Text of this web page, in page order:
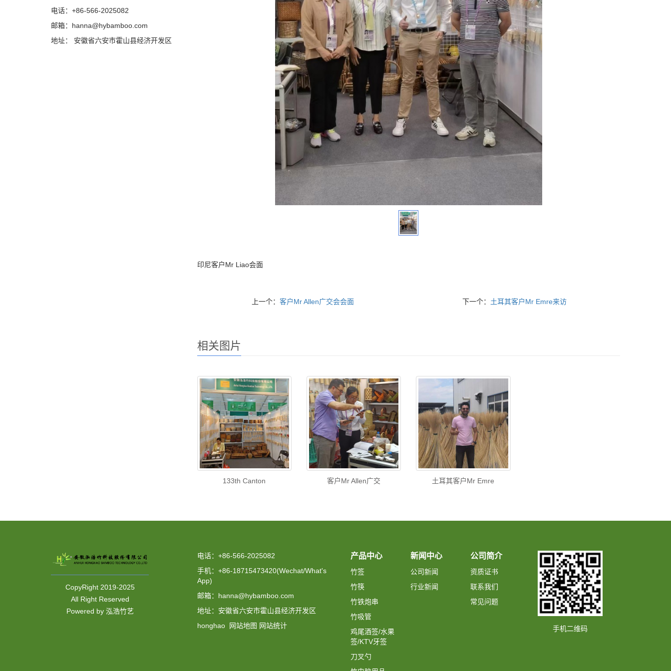
印尼客户Mr Liao会面
上一个： 客户Mr Allen广交会会面 下一个： 土耳其客户Mr Emre来访
相关图片
133th Canton 客户Mr Allen广交 土耳其客户Mr Emre
电话：+86-566-2025082
邮箱：hanna@hybamboo.com
地址： 安徽省六安市霍山县经济开发区
CopyRight 2019-2025
All Right Reserved
Powered by 泓浩竹艺
电话：+86-566-2025082
手机：+86-18715473420(Wechat/What's
App)
邮箱：hanna@hybamboo.com
地址：安徽省六安市霍山县经济开发区
honghao
网站地图 网站统计
产品中心
竹签
竹筷
竹铁炮串
竹吸管
鸡尾酒签/水果
签/KTV牙签
刀叉勺
新闻中心
公司新闻
行业新闻
公司简介
资质证书
联系我们
常见问题
手机二维码